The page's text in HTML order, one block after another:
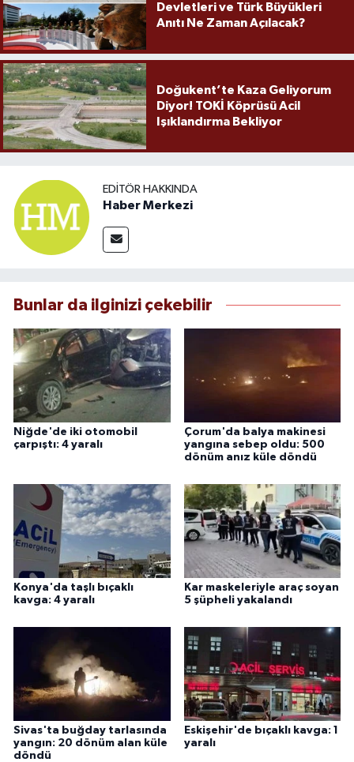
Devletleri ve Türk Büyükleri
Anıtı Ne Zaman Açılacak?
Doğukent’te Kaza Geliyorum
Diyor! TOKİ Köprüsü Acil
Işıklandırma Bekliyor
EDITÖR HAKKINDA
Haber Merkezi
Bunlar da ilginizi çekebilir
Niğde'de iki otomobil
çarpıştı: 4 yaralı
Çorum'da balya makinesi
yangına sebep oldu: 500
dönüm anız küle döndü
Konya'da taşlı bıçaklı
kavga: 4 yaralı
Kar maskeleriyle araç soyan
5 şüpheli yakalandı
Sivas'ta buğday tarlasında
yangın: 20 dönüm alan küle
döndü
Eskişehir'de bıçaklı kavga: 1
yaralı